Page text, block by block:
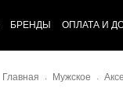
БРЕНДЫ ОПЛАТА И
Главная Мужское